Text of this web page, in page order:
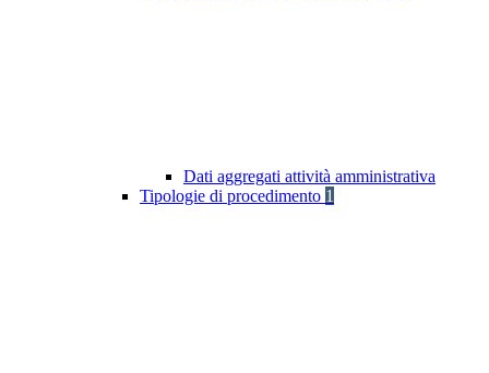
Dati aggregati attività amministrativa
Tipologie di procedimento 1